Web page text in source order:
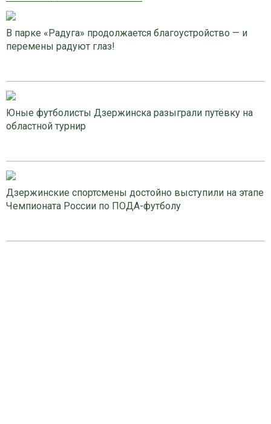
В парке «Радуга» продолжается благоустройство — и
перемены радуют глаз!
Юные футболисты Дзержинска разыграли путёвку на
областной турнир
Дзержинские спортсмены достойно выступили на этапе
Чемпионата России по ПОДА-футболу